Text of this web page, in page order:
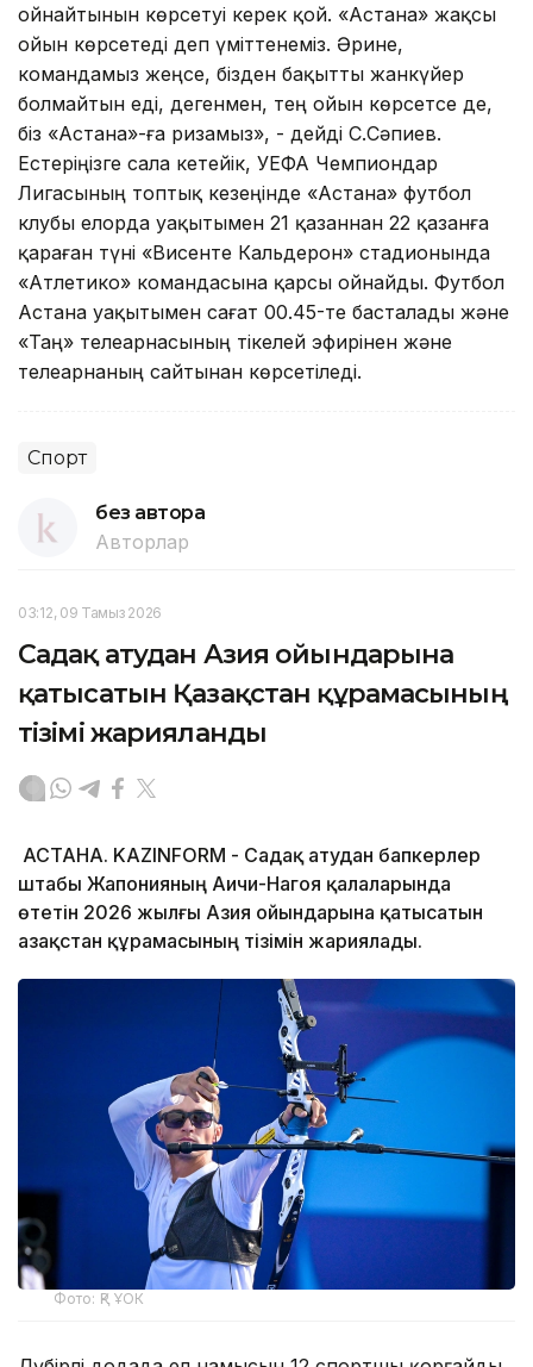
ойнайтынын көрсетуі керек қой. «Астана» жақсы
ойын көрсетеді деп үміттенеміз. Әрине,
командамыз жеңсе, бізден бақытты жанкүйер
болмайтын еді, дегенмен, тең ойын көрсетсе де,
біз «Астана»-ға ризамыз», - дейді С.Сәпиев.
Естеріңізге сала кетейік, УЕФА Чемпиондар
Лигасының топтық кезеңінде «Астана» футбол
клубы елорда уақытымен 21 қазаннан 22 қазанға
қараған түні «Висенте Кальдерон» стадионында
«Атлетико» командасына қарсы ойнайды. Футбол
Астана уақытымен сағат 00.45-те басталады және
«Таң» телеарнасының тікелей эфирінен және
телеарнаның сайтынан көрсетіледі.
Спорт
без автора
Авторлар
03:12, 09 Тамыз 2026
Садақ атудан Азия ойындарына
қатысатын Қазақстан құрамасының
тізімі жарияланды
АСТАНА. KAZINFORM - Садақ атудан бапкерлер
штабы Жапонияның Аичи-Нагоя қалаларында
өтетін 2026 жылғы Азия ойындарына қатысатын
Қазақстан құрамасының тізімін жариялады.
Фото: ҚР ҰОК